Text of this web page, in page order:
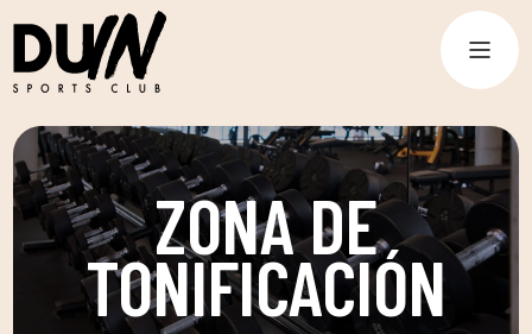
ZONA DE
TONIFICACIÓN